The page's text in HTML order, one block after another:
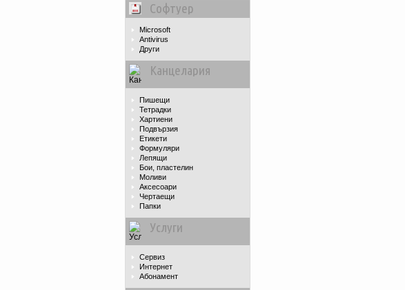
Софтуер
Microsoft
Antivirus
Други
Канцелария
Пишещи
Тетрадки
Хартиени
Подвързия
Етикети
Формуляри
Лепящи
Бои, пластелин
Моливи
Аксесоари
Чертаещи
Папки
Услуги
Сервиз
Интернет
Абонамент